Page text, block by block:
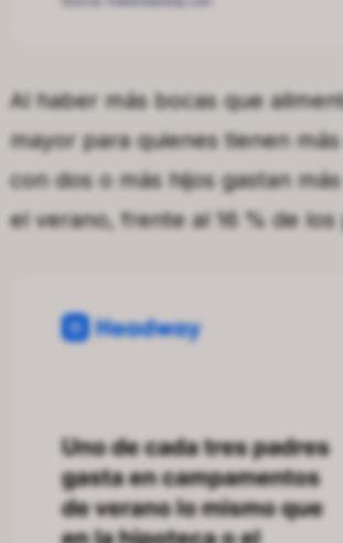
Al haber más bocas que
mayor para quienes tienen
con dos o más hijos gastan
el verano, frente al 16 % de